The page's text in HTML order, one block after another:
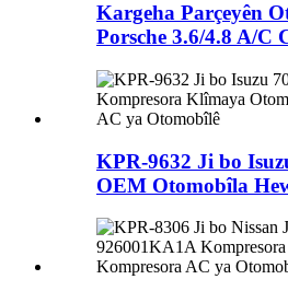
Kargeha Parçeyên
Porsche 3.6/4.8 A/C
KPR-9632 Ji bo
OEM Otomobîla